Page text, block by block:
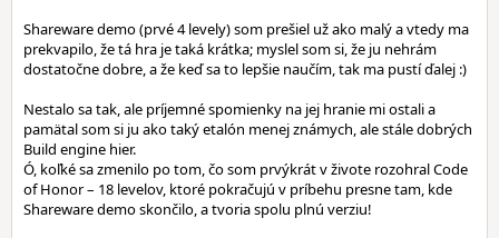
Shareware demo (prvé 4 levely) som prešiel už ako malý a vtedy ma
prekvapilo, že tá hra je taká krátka; myslel som si, že ju nehrám
dostatočne dobre, a že keď sa to lepšie naučím, tak ma pustí ďalej :)
Nestalo sa tak, ale príjemné spomienky na jej hranie mi ostali a
pamätal som si ju ako taký etalón menej známych, ale stále dobrých
Build engine hier.
Ó, koľké sa zmenilo po tom, čo som prvýkrát v živote rozohral Code
of Honor – 18 levelov, ktoré pokračujú v príbehu presne tam, kde
Shareware demo skončilo, a tvoria spolu plnú verziu!